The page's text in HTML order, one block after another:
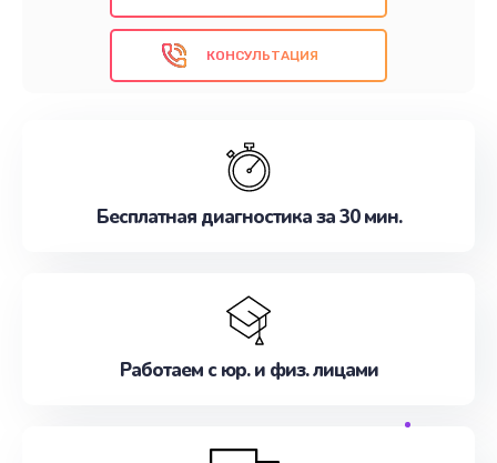
КОНСУЛЬТАЦИЯ
Бесплатная диагностика за 30 мин.
Работаем с юр. и физ. лицами